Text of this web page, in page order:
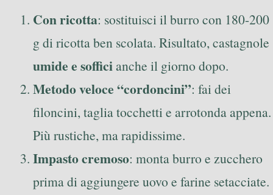
Con ricotta: sostituisci il burro con 180-200
g di ricotta ben scolata. Risultato, castagnole
umide e sofficianche il giorno dopo.
Metodo veloce “cordoncini”: fai dei
filoncini, taglia tocchetti e arrotonda appena.
Più rustiche, ma rapidissime.
Impasto cremoso: monta burro e zucchero
prima di aggiungere uovo e farine setacciate.